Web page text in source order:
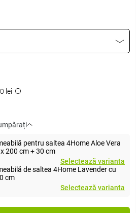
lei
pentru saltea 4Home Aloe Vera
200 cm + 30 cm
Selectează varianta
de saltea 4Home Lavender cu
cm
Selectează varianta